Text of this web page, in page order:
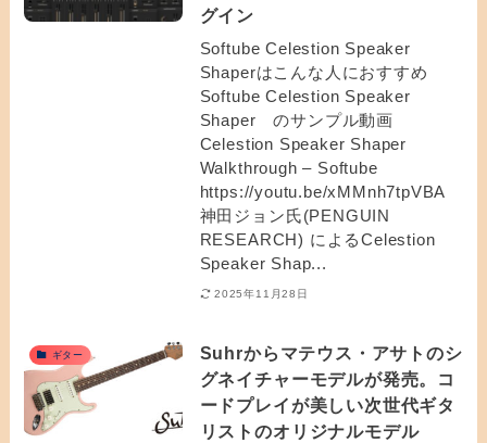
グイン
Softube Celestion Speaker
Shaperはこんな人におすすめ
Softube Celestion Speaker
Shaper のサンプル動画
Celestion Speaker Shaper
Walkthrough – Softube
https://youtu.be/xMMnh7tpVBA
神田ジョン氏(PENGUIN
RESEARCH) によるCelestion
Speaker Shap...
2025年11月28日
ギター
Suhrからマテウス・アサトのシ
グネイチャーモデルが発売。コ
ードプレイが美しい次世代ギタ
リストのオリジナルモデル